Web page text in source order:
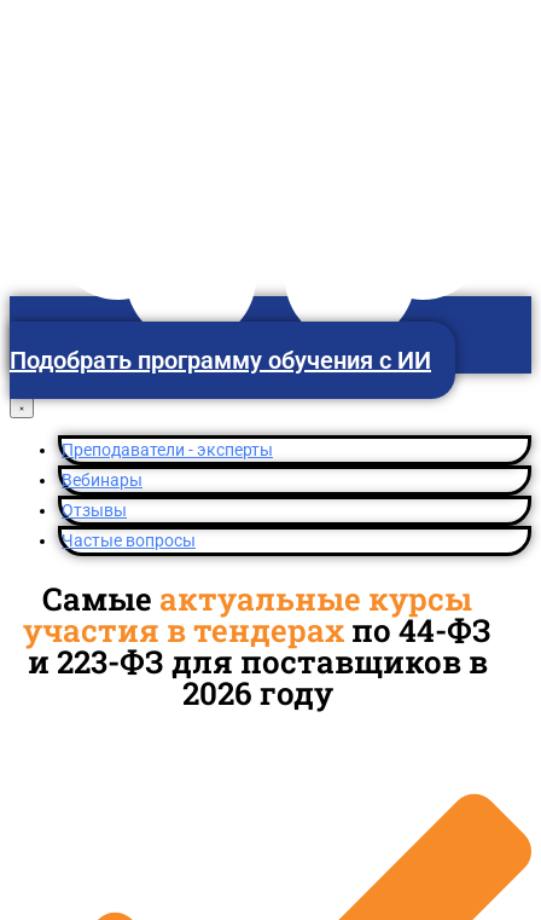
Россия
Подобрать программу обучения с ИИ
Преподаватели - эксперты
Вебинары
Отзывы
Частые вопросы
Самые актуальные курсы
участия в тендерах по 44-ФЗ
и 223-ФЗ для поставщиков в
2026 году